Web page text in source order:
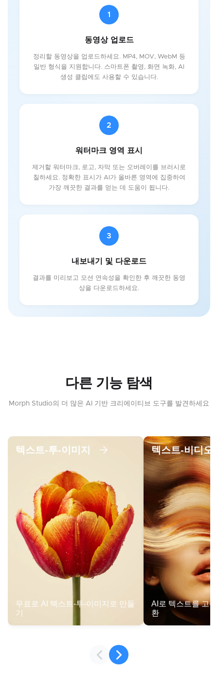
1
동영상 업로드
정리할 동영상을 업로드하세요. MP4, MOV, WebM 등
일반 형식을 지원합니다. 스마트폰 촬영, 화면 녹화, AI
생성 클립에도 사용할 수 있습니다.
2
워터마크 영역 표시
제거할 워터마크, 로고, 자막 또는 오버레이를 브러시로
칠하세요. 정확한 표시가 AI가 올바른 영역에 집중하여
가장 깨끗한 결과를 얻는 데 도움이 됩니다.
3
내보내기 및 다운로드
결과를 미리보고 모션 연속성을 확인한 후 깨끗한 동영
상을 다운로드하세요.
다른 기능 탐색
Morph Studio의 더 많은 AI 기반 크리에이티브 도구를 발견하세요
텍스트-투-이미지
무료로 AI 텍스트-투-이미지로 만들
기
텍스트-비디오
AI로 텍스트를 고
환